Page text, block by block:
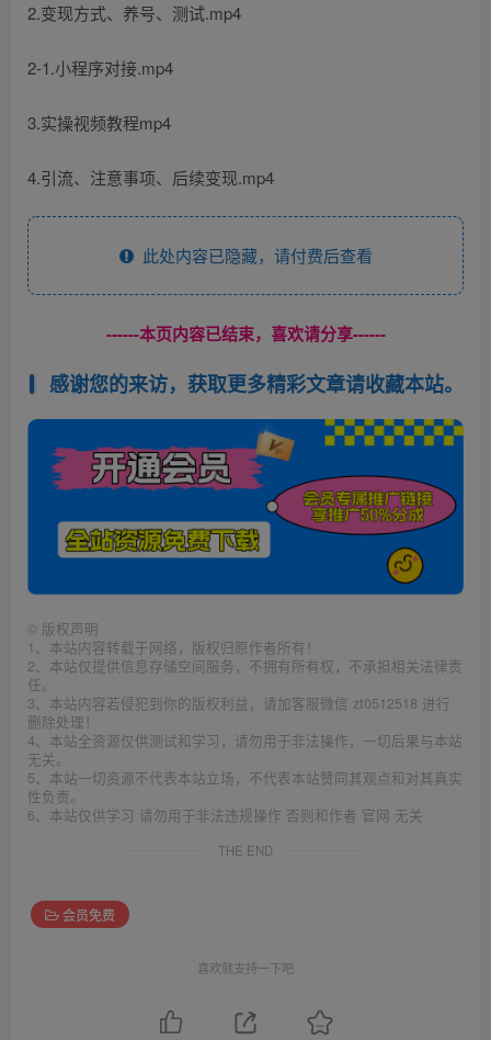
2.变现方式、养号、测试.mp4
2-1.小程序对接.mp4
3.实操视频教程mp4
4.引流、注意事项、后续变现.mp4
此处内容已隐藏，请付费后查看
------本页内容已结束，喜欢请分享------
感谢您的来访，获取更多精彩文章请收藏本站。
© 版权声明
1、本站内容转载于网络，版权归原作者所有！
2、本站仅提供信息存储空间服务，不拥有所有权，不承担相关法律责
任。
3、本站内容若侵犯到你的版权利益，请加客服微信 zt0512518 进行
删除处理！
4、本站全资源仅供测试和学习，请勿用于非法操作，一切后果与本站
无关。
5、本站一切资源不代表本站立场，不代表本站赞同其观点和对其真实
性负责。
6、本站仅供学习 请勿用于非法违规操作 否则和作者 官网 无关
THE END
会员免费
喜欢就支持一下吧